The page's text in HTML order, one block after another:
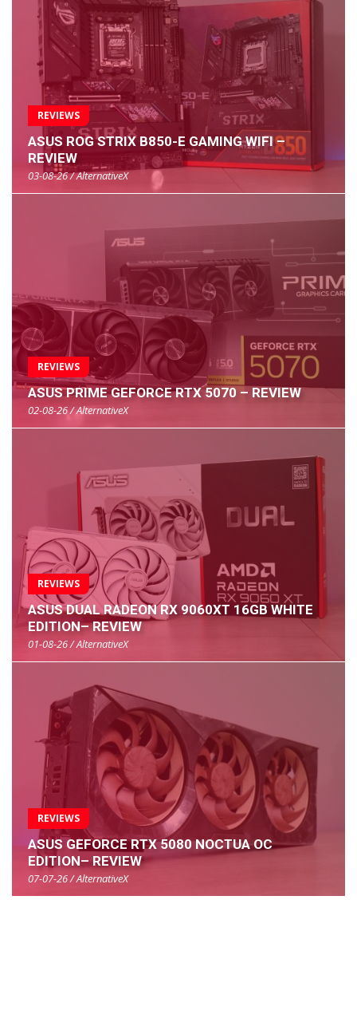
REVIEWS
ASUS ROG STRIX B850-E GAMING WIFI –
REVIEW
03-08-26 / AlternativeX
REVIEWS
ASUS PRIME GEFORCE RTX 5070 – REVIEW
02-08-26 / AlternativeX
REVIEWS
ASUS DUAL RADEON RX 9060XT 16GB WHITE
EDITION– REVIEW
01-08-26 / AlternativeX
REVIEWS
ASUS GEFORCE RTX 5080 NOCTUA OC
EDITION– REVIEW
07-07-26 / AlternativeX